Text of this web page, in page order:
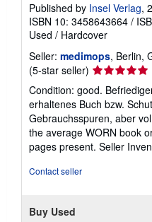
Published by Insel Verlag,
ISBN 10: 3458643664 /
Used / Hardcover
Seller: medimops, Berlin,
(5-star seller) Seller
rating
5
out
of
5
stars
Condition: good.
erhaltenes Buch bzw.
Gebrauchsspuren, aber
the average WORN book
pages present. Seller
Contact seller
Buy Used